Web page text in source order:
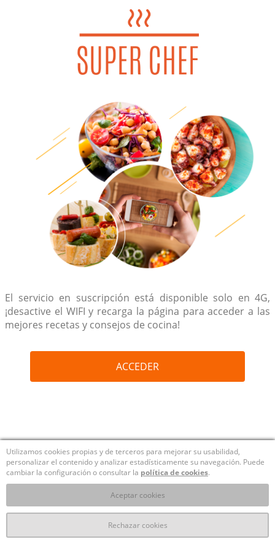
Utilizamos cookies propias y de terceros para mejorar su usabilidad,
personalizar el contenido y analizar estadísticamente su navegación. Puede
cambiar la configuración o consultar la política de cookies.
Aceptar cookies
Rechazar cookies
El servicio en suscripción está disponible solo en 4G,
¡desactive el WIFI y recarga la página para acceder a las
mejores recetas y consejos de cocina!
ACCEDER